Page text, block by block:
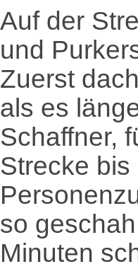
Auf der
und
Zuerst
als es
Schaffner,
Strecke
so
Minuten